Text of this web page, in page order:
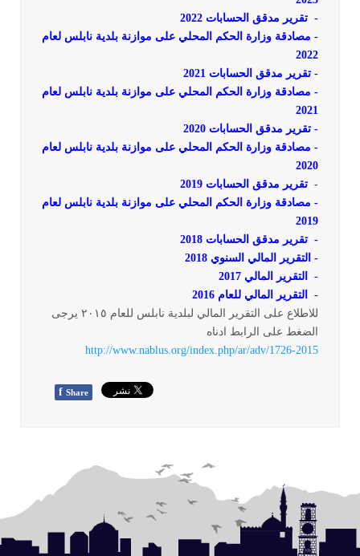
- تقرير مدقق الحسابات 2022
- مصادقة وزارة الحكم المحلي على موازنة بلدية نابلس لعام
2022
- تقرير مدقق الحسابات 2021
- مصادقة وزارة الحكم المحلي على موازنة بلدية نابلس لعام
2021
- تقرير مدقق الحسابات 2020
- مصادقة وزارة الحكم المحلي على موازنة بلدية نابلس لعام
2020
- تقرير مدقق الحسابات 2019
- مصادقة وزارة الحكم المحلي على موازنة بلدية نابلس لعام
2019
- تقرير مدقق الحسابات 2018
- التقرير المالي السنوي 2018
-
التقرير المالي 2017
-
التقرير المالي للعام 2016
للاطلاع على التقرير المالي لبلدية نابلس للعام ٢٠١٥ يرجى
الضغط على الرابط ادناه
http://www.nablus.org/index.php/ar/adv/1726-2015
f Share